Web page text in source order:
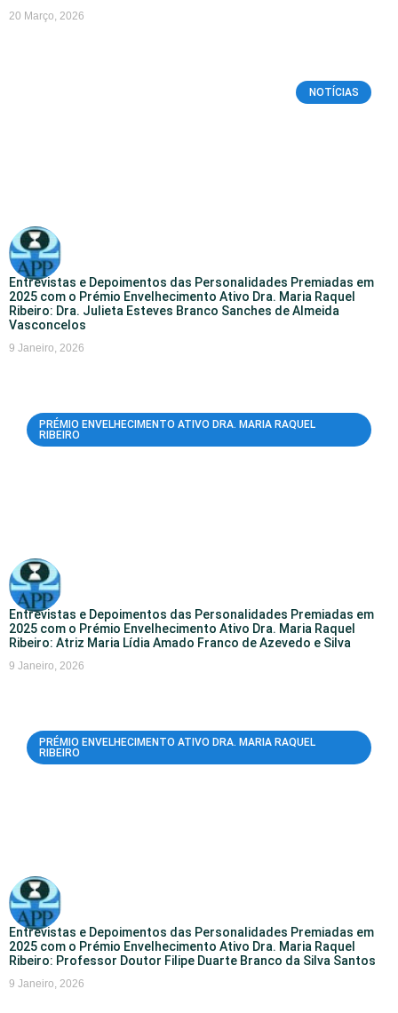
20 Março, 2026
NOTÍCIAS
Entrevistas e Depoimentos das Personalidades Premiadas em
2025 com o Prémio Envelhecimento Ativo Dra. Maria Raquel
Ribeiro: Dra. Julieta Esteves Branco Sanches de Almeida
Vasconcelos
9 Janeiro, 2026
PRÉMIO ENVELHECIMENTO ATIVO DRA. MARIA RAQUEL
RIBEIRO
Entrevistas e Depoimentos das Personalidades Premiadas em
2025 com o Prémio Envelhecimento Ativo Dra. Maria Raquel
Ribeiro: Atriz Maria Lídia Amado Franco de Azevedo e Silva
9 Janeiro, 2026
PRÉMIO ENVELHECIMENTO ATIVO DRA. MARIA RAQUEL
RIBEIRO
Entrevistas e Depoimentos das Personalidades Premiadas em
2025 com o Prémio Envelhecimento Ativo Dra. Maria Raquel
Ribeiro: Professor Doutor Filipe Duarte Branco da Silva Santos
9 Janeiro, 2026